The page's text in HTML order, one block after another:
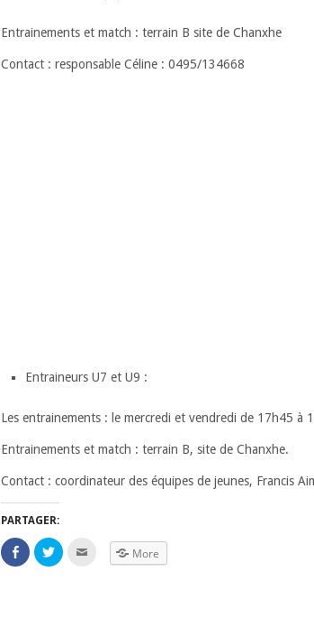
Entrainements et match : terrain B site de Chanxhe
Contact : responsable Céline : 0495/134668
Entraineurs U7 et U9 :
Les entrainements : le mercredi et vendredi de 17h45 à
Entrainements et match : terrain B, site de Chanxhe.
Contact : coordinateur des équipes de jeunes, Francis
PARTAGER:
Click
to
share
Click
to More